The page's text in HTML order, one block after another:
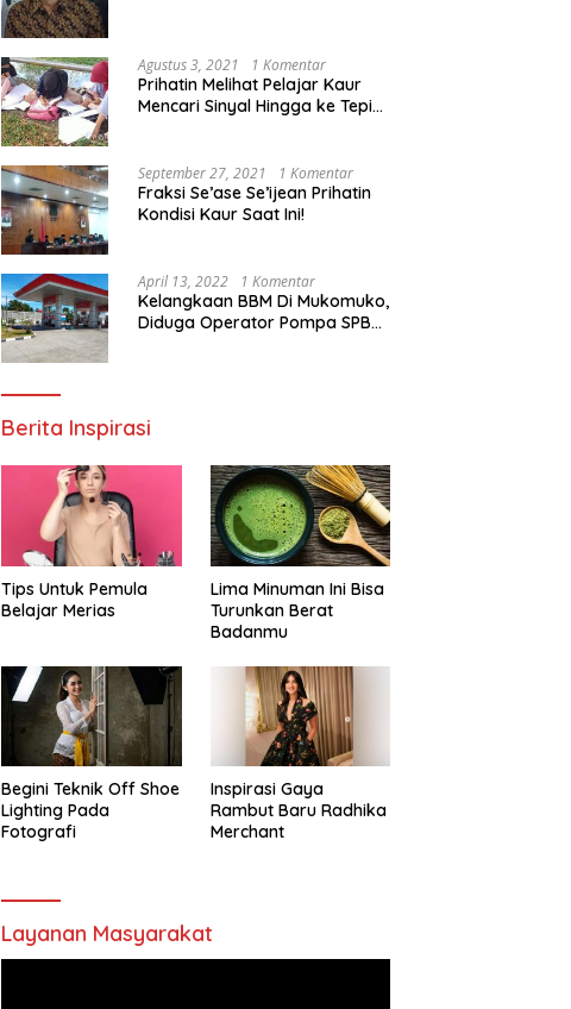
Agustus 3, 2021 1 Komentar
Prihatin Melihat Pelajar Kaur
Mencari Sinyal Hingga ke Tepi
Segera Bertindak
September 27, 2021 1 Komentar
Fraksi Se’ase Se’ijean Prihatin
Kondisi Kaur Saat Ini!
April 13, 2022 1 Komentar
Kelangkaan BBM Di Mukomuko,
Diduga Operator Pompa SPBU
Berita Inspirasi
Tips Untuk Pemula
Belajar Merias
Lima Minuman Ini Bisa
Turunkan Berat
Badanmu
Begini Teknik Off Shoe
Lighting Pada
Fotografi
Inspirasi Gaya
Rambut Baru Radhika
Merchant
Layanan Masyarakat